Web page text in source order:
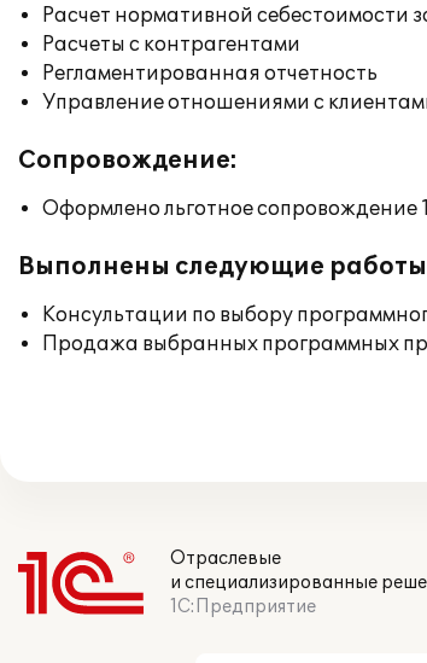
Расчет нормативной себестоимости
Расчеты с контрагентами
Регламентированная отчетность
Управление отношениями с
Сопровождение:
Оформлено льготное сопровождение
Выполнены следующие
Консультации по выбору
Продажа выбранных программных
Отраслевые
и специализированные
1С:Предприятие